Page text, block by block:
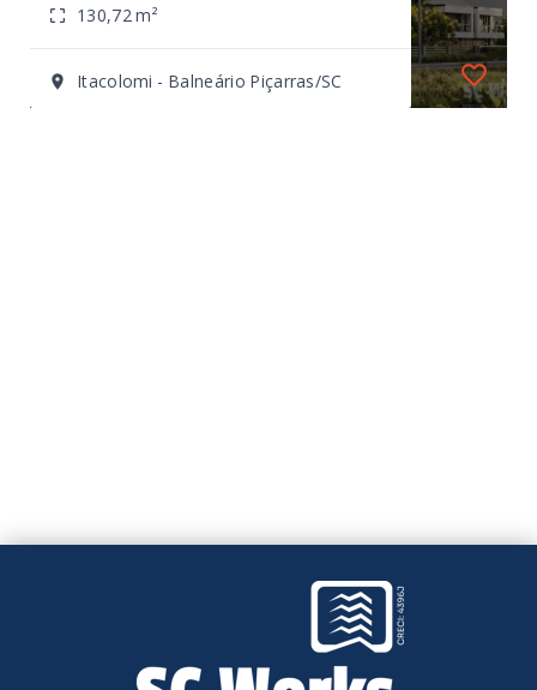
130,72 m²
Itacolomi - Balneário Piçarras/SC